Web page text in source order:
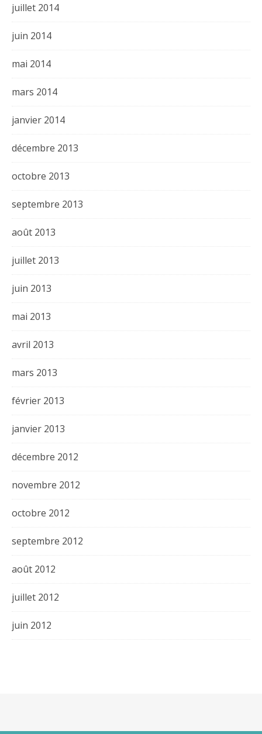
juillet 2014
juin 2014
mai 2014
mars 2014
janvier 2014
décembre 2013
octobre 2013
septembre 2013
août 2013
juillet 2013
juin 2013
mai 2013
avril 2013
mars 2013
février 2013
janvier 2013
décembre 2012
novembre 2012
octobre 2012
septembre 2012
août 2012
juillet 2012
juin 2012